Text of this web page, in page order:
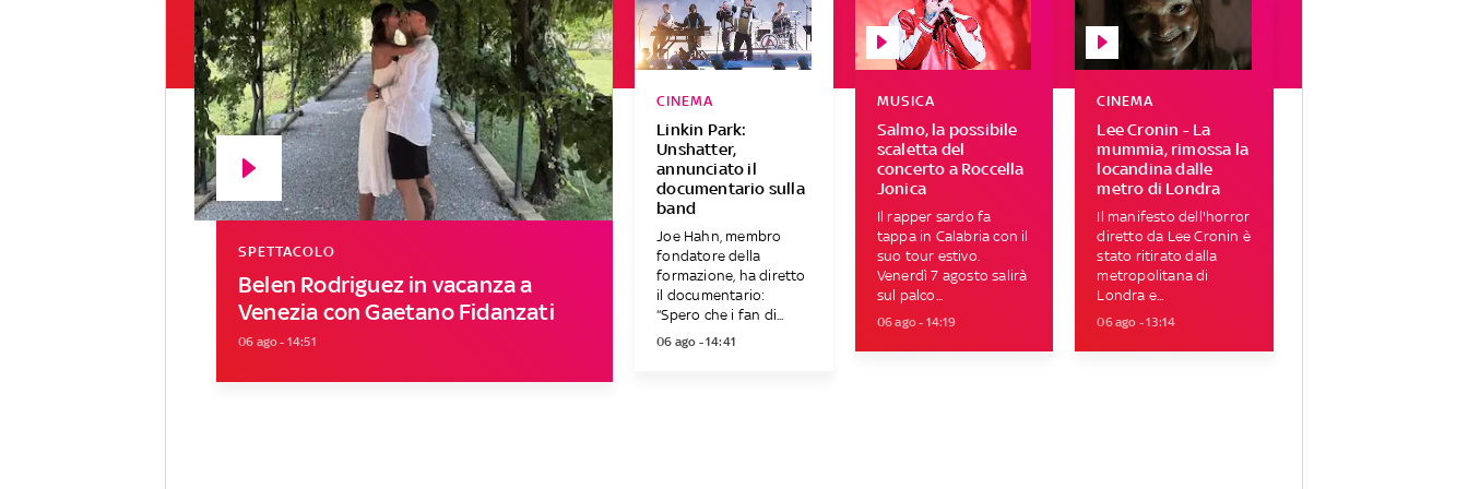
Belen Rodriguez in vacanza a
Venezia con Gaetano Fidanzati
SPETTACOLO
06 ago - 14:51
Linkin Park:
Unshatter,
annunciato il
documentario sulla
band
CINEMA
Joe Hahn, membro
fondatore della
formazione, ha diretto
il documentario:
“Spero che i fan di...
06 ago - 14:41
Salmo, la possibile
scaletta del
concerto a Roccella
Jonica
MUSICA
Il rapper sardo fa
tappa in Calabria con il
suo tour estivo.
Venerdì 7 agosto salirà
sul palco...
06 ago - 14:19
Lee Cronin - La
mummia, rimossa la
locandina dalle
metro di Londra
CINEMA
Il manifesto dell'horror
diretto da Lee Cronin è
stato ritirato dalla
metropolitana di
Londra e...
06 ago - 13:14